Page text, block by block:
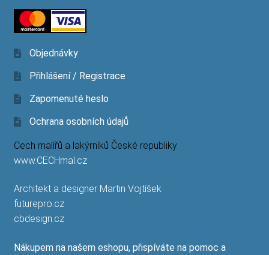
Objednávky
Přihlášení / Registrace
Zapomenuté heslo
Ochrana osobních údajů
Cech malířů a lakýrníků České republiky
www.CECHmal.cz
Architekt a designer Martin Vojtíšek
futurepro.cz
cbdesign.cz
Nákupem na našem eshopu, přispíváte na pomoc a